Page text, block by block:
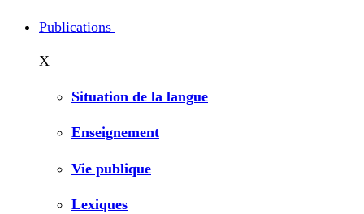
Publications
X
Situation de la langue
Enseignement
Vie publique
Lexiques